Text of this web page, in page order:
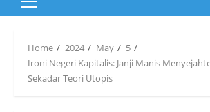
Primary
Home 2024 May
5
Ironi Negeri Kapitalis: Janji Manis
Sekadar Teori Utopis